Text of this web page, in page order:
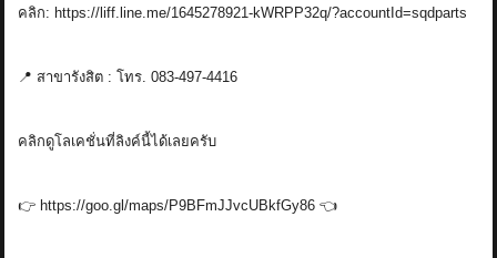
คลิก: https://liff.line.me/1645278921-kWRPP32q/?accountId=sqdparts
📍 สาขารังสิต : โทร. 083-497-4416
คลิกดูโลเคชั่นที่ลิงค์นี้ได้เลยครับ
👉 https://goo.gl/maps/P9BFmJJvcUBkfGy86 👈